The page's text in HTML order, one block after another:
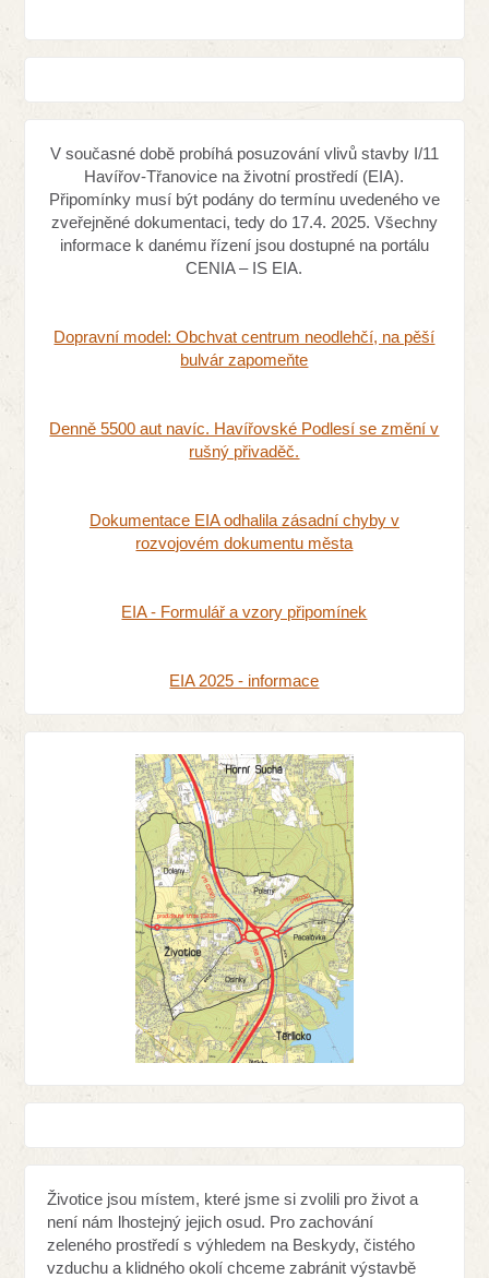
V současné době probíhá posuzování vlivů stavby I/11
Havířov-Třanovice na životní prostředí (EIA).
Připomínky musí být podány do termínu uvedeného ve
zveřejněné dokumentaci, tedy do 17.4. 2025. Všechny
informace k danému řízení jsou dostupné na portálu
CENIA – IS EIA.
Dopravní model: Obchvat centrum neodlehčí, na pěší
bulvár zapomeňte
Denně 5500 aut navíc. Havířovské Podlesí se změní v
rušný přivaděč.
Dokumentace EIA odhalila zásadní chyby v
rozvojovém dokumentu města
EIA - Formulář a vzory připomínek
EIA 2025 - informace
Životice jsou místem, které jsme si zvolili pro život a
není nám lhostejný jejich osud. Pro zachování
zeleného prostředí s výhledem na Beskydy, čistého
vzduchu a klidného okolí chceme zabránit výstavbě